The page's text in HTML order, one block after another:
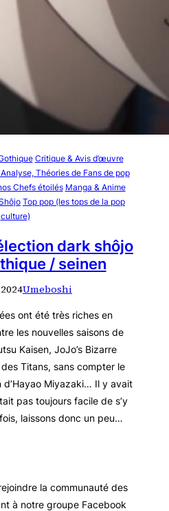
Critique & Avis d’œuvre
Théories de Fans de pop
Chefs étoilés Manga & Anime
Top pop (les tops de la pop
culture)
dark shôjo
/ seinen
Umeboshi
ont été très riches en
les nouvelles saisons de
Kaisen, JoJo’s Bizarre
Titans, sans compter le
d’Hayao Miyazaki… Il y avait
pas toujours facile de s’y
laissons donc un peu…
la communauté des
à notre groupe Facebook